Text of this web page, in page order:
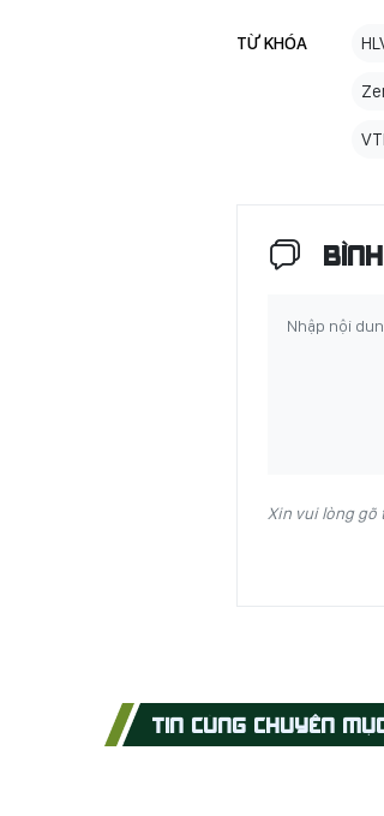
TỪ KHÓA
Xin vui lòng gõ
TIN CÙNG CHUYÊN